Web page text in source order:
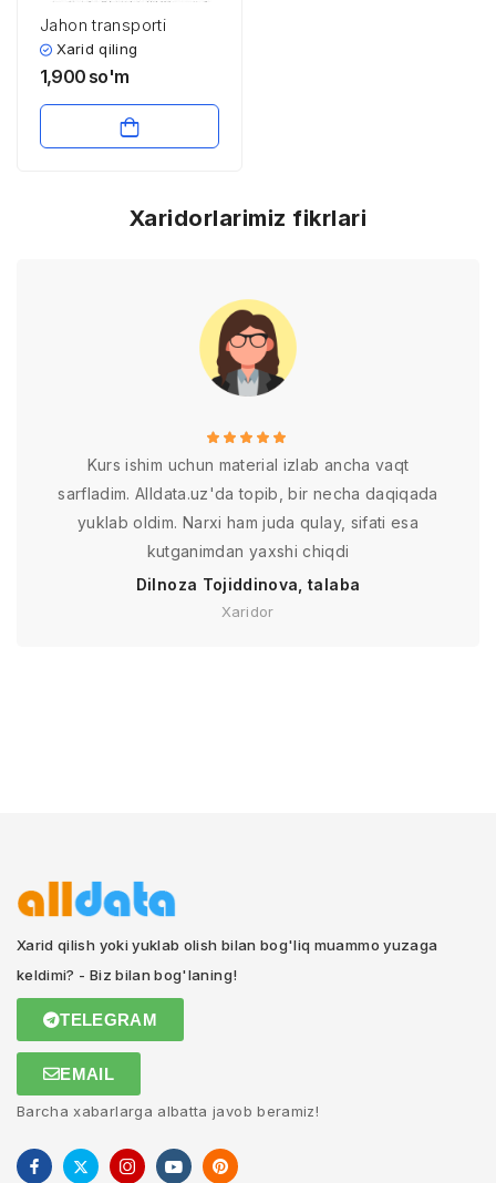
Jahon transporti
Xarid qiling
1,900 so'm
Xaridorlarimiz fikrlari
Kurs ishim uchun material izlab ancha vaqt
sarfladim. Alldata.uz'da topib, bir necha daqiqada
yuklab oldim. Narxi ham juda qulay, sifati esa
kutganimdan yaxshi chiqdi
Dilnoza Tojiddinova, talaba
Xaridor
Xarid qilish yoki yuklab olish bilan bog'liq muammo yuzaga
keldimi? - Biz bilan bog'laning!
TELEGRAM
EMAIL
Barcha xabarlarga albatta javob beramiz!